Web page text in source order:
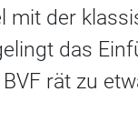
mit der
das
rät zu